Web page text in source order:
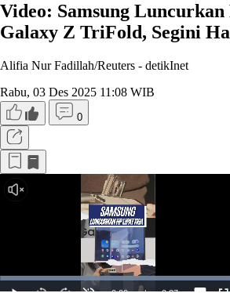
Video: Samsung
Galaxy Z TriFold, Segini
Alifia Nur Fadillah/Reuters - detikInet
Rabu, 03 Des 2025 11:08 WIB
0